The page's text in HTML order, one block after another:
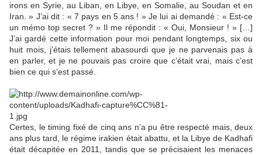
irons en Syrie, au Liban, en Libye, en Somalie, au Soudan et en
Iran. » J’ai dit : « 7 pays en 5 ans ! » Je lui ai demandé : « Est-ce
un mémo top secret ? » Il me répondit : « Oui, Monsieur ! » […]
J’ai gardé cette information pour moi pendant longtemps, six ou
huit mois, j’étais tellement abasourdi que je ne parvenais pas à
en parler, et je ne pouvais pas croire que c’était vrai, mais c’est
bien ce qui s’est passé.
Certes, le timing fixé de cinq ans n’a pu être respecté mais, deux
ans plus tard, le régime irakien était abattu, et la Libye de Kadhafi
était décapitée en 2011, tandis que se précisaient les menaces